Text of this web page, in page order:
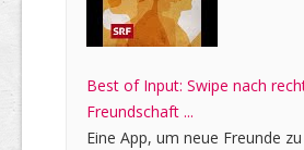
Best of Input: Swipe nach
Freundschaft ...
Eine App, um neue Freunde